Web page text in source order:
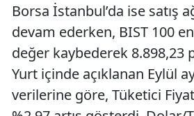
Borsa İstanbul’da ise satış
devam ederken, BIST 100
değer kaybederek 8.898,23
Yurt içinde açıklanan Eylül
verilerine göre, Tüketici